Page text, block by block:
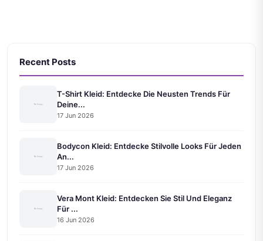
Recent Posts
T-Shirt Kleid: Entdecke Die Neusten Trends Für
Deine...
17 Jun 2026
Bodycon Kleid: Entdecke Stilvolle Looks Für Jeden
An...
17 Jun 2026
Vera Mont Kleid: Entdecken Sie Stil Und Eleganz
Für ...
16 Jun 2026